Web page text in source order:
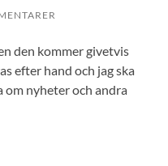
den kommer givetvis
efter hand och jag ska
om nyheter och andra